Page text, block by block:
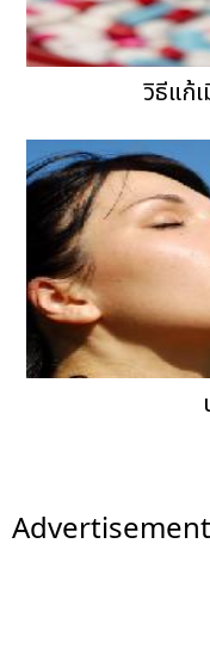
วิธีแก้
Advertisement